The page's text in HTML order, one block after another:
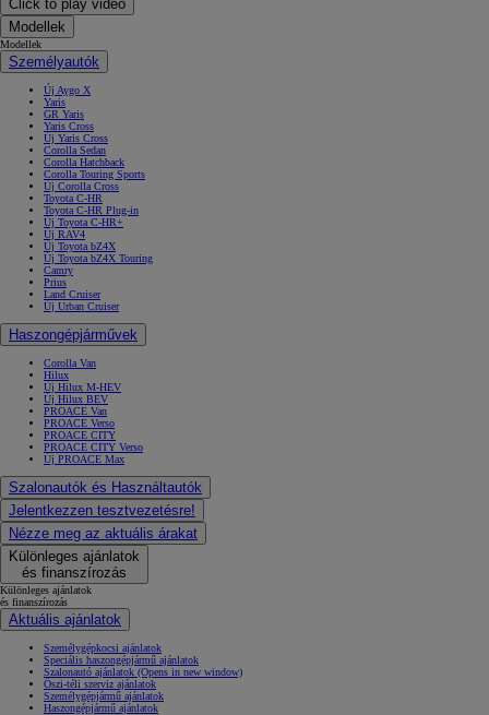
Click to play video
Modellek
Modellek
Személyautók
Új Aygo X
Yaris
GR Yaris
Yaris Cross
Új Yaris Cross
Corolla Sedan
Corolla Hatchback
Corolla Touring Sports
Új Corolla Cross
Toyota C-HR
Toyota C-HR Plug-in
Új Toyota C-HR+
Új RAV4
Új Toyota bZ4X
Új Toyota bZ4X Touring
Camry
Prius
Land Cruiser
Új Urban Cruiser
Haszongépjárművek
Corolla Van
Hilux
Új Hilux M-HEV
Új Hilux BEV
PROACE Van
PROACE Verso
PROACE CITY
PROACE CITY Verso
Új PROACE Max
Szalonautók és Használtautók
Jelentkezzen tesztvezetésre!
Nézze meg az aktuális árakat
Különleges ajánlatok
és finanszírozás
Különleges ajánlatok
és finanszírozás
Aktuális ajánlatok
Személygépkocsi ajánlatok
Speciális haszongépjármű ajánlatok
Szalonautó ajánlatok (Opens in new window)
Őszi-téli szerviz ajánlatok
Személygépjármű ajánlatok
Haszongépjármű ajánlatok